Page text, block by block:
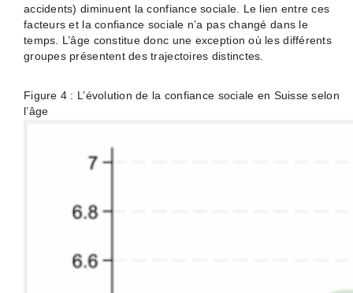
accidents) diminuent la confiance sociale. Le lien entre ces
facteurs et la confiance sociale n’a pas changé dans le
temps. L’âge constitue donc une exception où les différents
groupes présentent des trajectoires distinctes.
Figure 4 : L’évolution de la confiance sociale en Suisse selon
l’âge